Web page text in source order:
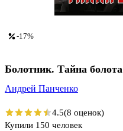
-17%
Болотник. Тайна болота
Андрей Панченко
4.5(8 оценок)
Купили 150 человек